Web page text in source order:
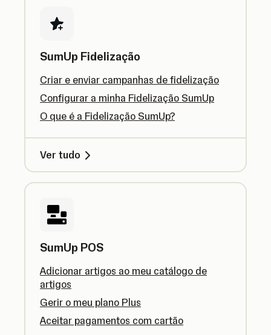
SumUp Fidelização
Criar e enviar campanhas de fidelização
Configurar a minha Fidelização SumUp
O que é a Fidelização SumUp?
Ver tudo
SumUp POS
Adicionar artigos ao meu catálogo de
artigos
Gerir o meu plano Plus
Aceitar pagamentos com cartão